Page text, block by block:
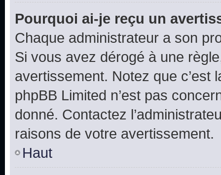
Pourquoi ai-je reçu un
Chaque administrateur a son
Si vous avez dérogé à une
avertissement. Notez que c’est
phpBB Limited n’est pas
donné. Contactez
raisons de votre avertissement.
Haut